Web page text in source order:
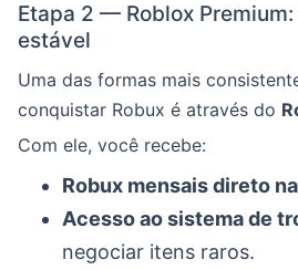
Etapa 2 — Roblox
estável
Uma das formas mais
conquistar Robux é através do
Com ele, você recebe:
Robux mensais direto
Acesso ao sistema de
negociar itens raros.